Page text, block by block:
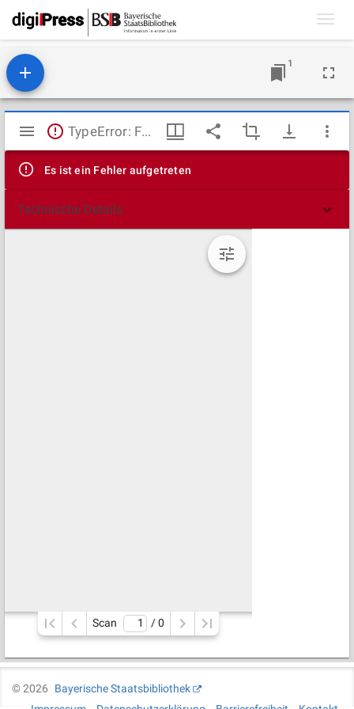
1
Mirador
Viewer
TypeError: Failed to fetch
Es ist ein Fehler aufgetreten
Technische Details
Scan / 0
©2026
Bayerische Staatsbibliothek